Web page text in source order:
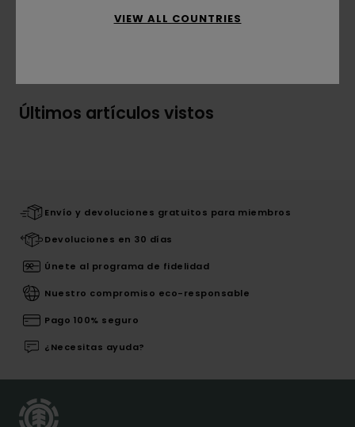
Últimos artículos vistos
Envío y devoluciones gratuitos para miembros
Devoluciones en 30 días
Únete al programa de fidelidad
Nuestro compromiso eco-responsable
Pago 100% seguro
¿Necesitas ayuda?
VIEW ALL COUNTRIES